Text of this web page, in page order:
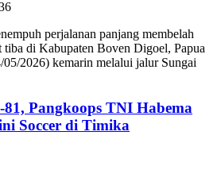
perjalanan panjang membelah
tiba di Kabupaten Boven Digoel, Papua
2026) kemarin melalui jalur Sungai
Pangkoops TNI Habema
Soccer di Timika